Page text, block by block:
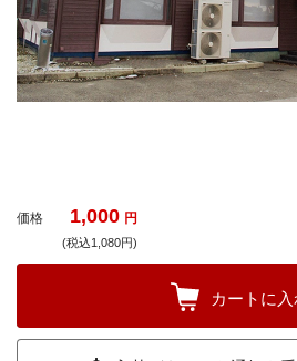
価格 1,000 円
(税込1,080円)
カートに入